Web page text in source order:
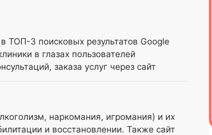
ТОП-3 поисковых результатов Google
в глазах пользователей
заказа услуг через сайт
наркомания, игромания) и их
и восстановлении. Также сайт